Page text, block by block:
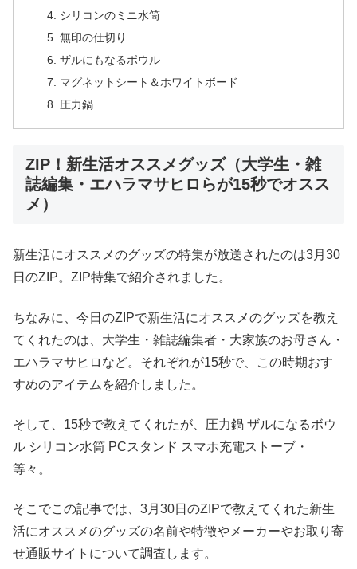
シリコンのミニ水筒
無印の仕切り
ザルにもなるボウル
マグネットシート＆ホワイトボード
圧力鍋
ZIP！新生活オススメグッズ（大学生・雑
誌編集・エハラマサヒロらが15秒でオスス
メ）
新生活にオススメのグッズの特集が放送されたのは3月30
日のZIP。ZIP特集で紹介されました。
ちなみに、今日のZIPで新生活にオススメのグッズを教え
てくれたのは、大学生・雑誌編集者・大家族のお母さん・
エハラマサヒロなど。それぞれが15秒で、この時期おす
すめのアイテムを紹介しました。
そして、15秒で教えてくれたが、圧力鍋 ザルになるボウ
ル シリコン水筒 PCスタンド スマホ充電ストーブ・
等々。
そこでこの記事では、3月30日のZIPで教えてくれた新生
活にオススメのグッズの名前や特徴やメーカーやお取り寄
せ通販サイトについて調査します。